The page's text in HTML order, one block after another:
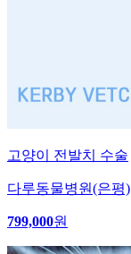
고양이 전발치 수술
다루동물병원(은평)
799,000원